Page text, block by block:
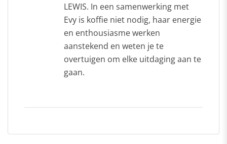
LEWIS. In een samenwerking met
Evy is koffie niet nodig, haar energie
en enthousiasme werken
aanstekend en weten je te
overtuigen om elke uitdaging aan te
gaan.